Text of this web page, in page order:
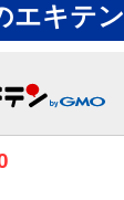
エキテン